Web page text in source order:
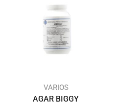
VARIOS
AGAR BIGGY